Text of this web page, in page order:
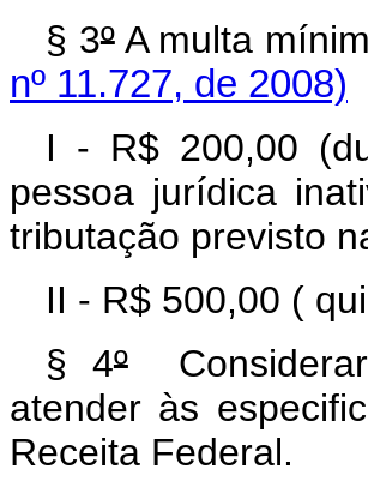
§ 3ºA multa
nº 11.727, de 2008)
I - R$ 200,00
pessoa jurídica
tributação previsto
II - R$ 500,00 (
§ 4º
atender às
Receita Federal.